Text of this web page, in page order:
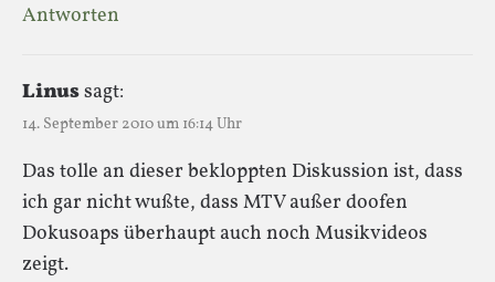
Antworten
Linussagt:
14. September 2010 um 16:14 Uhr
Das tolle an dieser bekloppten Diskussion ist, dass
ich gar nicht wußte, dass MTV außer doofen
Dokusoaps überhaupt auch noch Musikvideos
zeigt.